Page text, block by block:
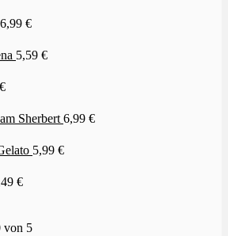
6,99 €
5,59 €
€
Sherbert 6,99 €
5,99 €
€
von 5